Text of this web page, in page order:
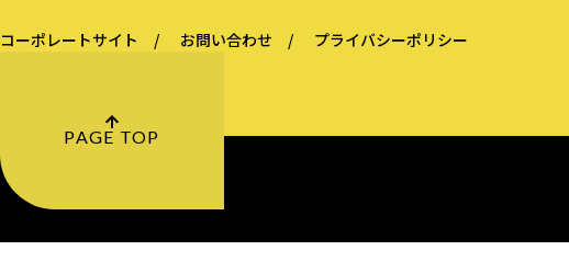
コーポレートサイト / お問い合わせ / プライバシーポリシー
PAGE TOP